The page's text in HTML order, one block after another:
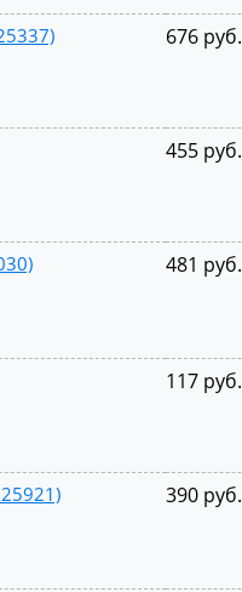
676 руб.
455 руб.
481 руб.
117 руб.
390 руб.